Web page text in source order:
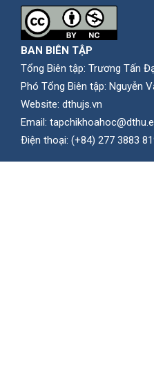
BAN BIÊN TẬP
Tổng Biên tập: Trương Tấn
Phó Tổng Biên tập: Nguyễn
Website: dthujs.vn
Email:
Ðiện thoại: (+84) 277 3883